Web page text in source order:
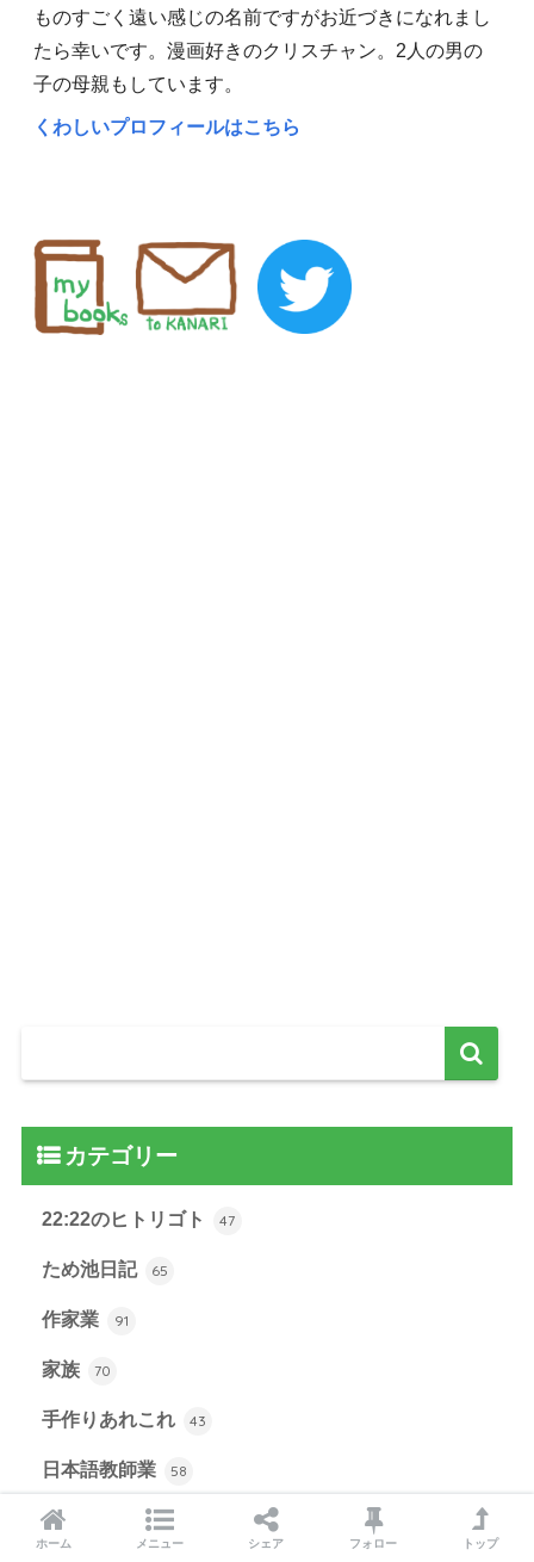
ものすごく遠い感じの名前ですがお近づきになれまし
たら幸いです。漫画好きのクリスチャン。2人の男の
子の母親もしています。
くわしいプロフィールはこちら
カテゴリー
22:22のヒトリゴト 47
ため池日記 65
作家業 91
家族 70
手作りあれこれ 43
日本語教師業 58
エジプトで日本語教育 4
ホーム メニュー シェア フォロー トップ